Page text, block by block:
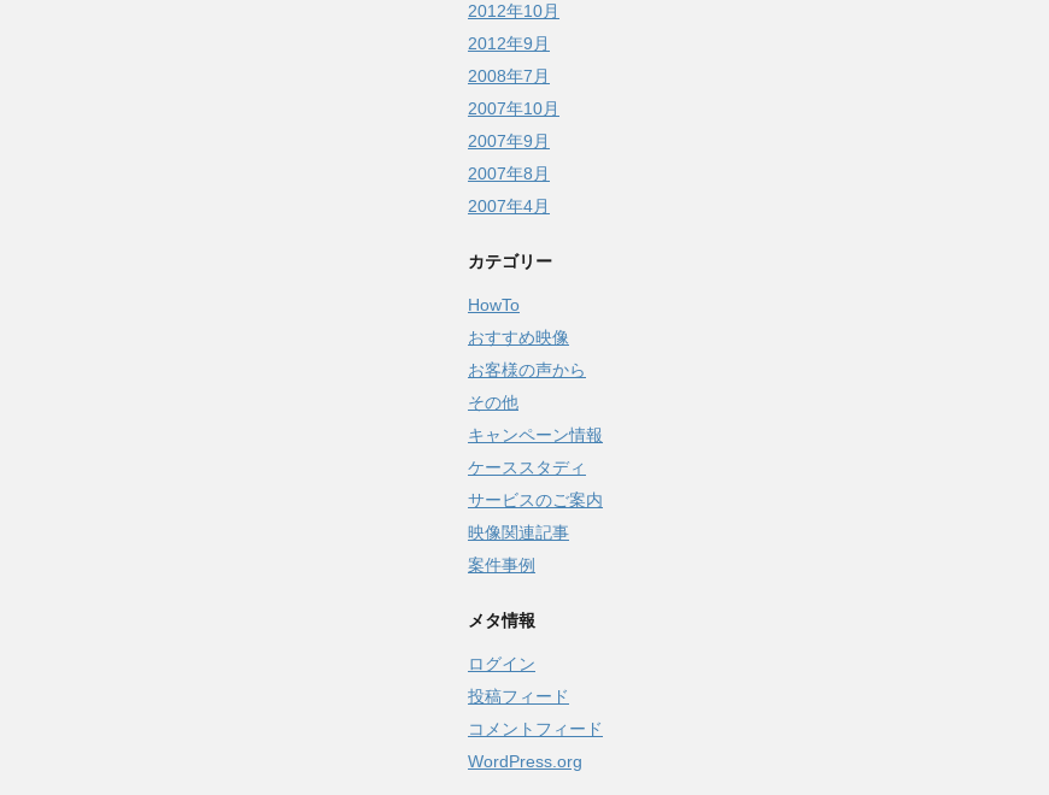
2012年10月
2012年9月
2008年7月
2007年10月
2007年9月
2007年8月
2007年4月
カテゴリー
HowTo
おすすめ映像
お客様の声から
その他
キャンペーン情報
ケーススタディ
サービスのご案内
映像関連記事
案件事例
メタ情報
ログイン
投稿フィード
コメントフィード
WordPress.org